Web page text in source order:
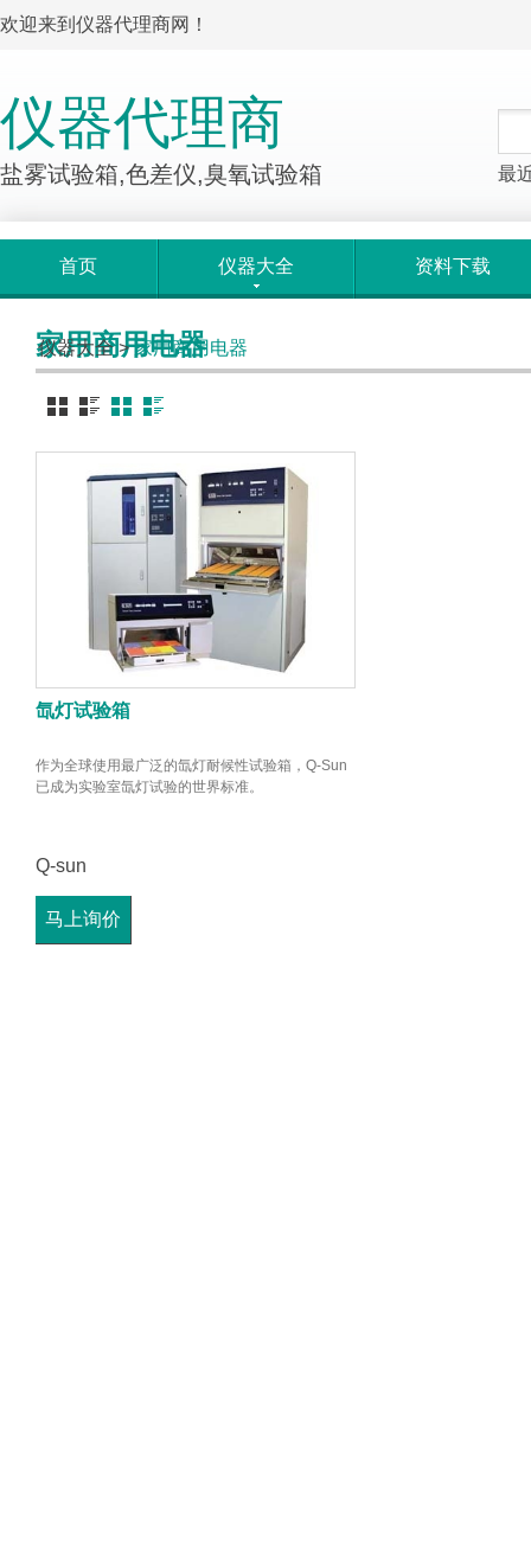
欢迎来到仪器代理商网！
仪器代理商
盐雾试验箱,色差仪,臭氧试验箱 最
首页 仪器大全 资料下载
仪器大全>家用商用电器
家用商用电器
氙灯试验箱
作为全球使用最广泛的氙灯耐候性试验箱，Q-Sun
已成为实验室氙灯试验的世界标准。
Q-sun
马上询价